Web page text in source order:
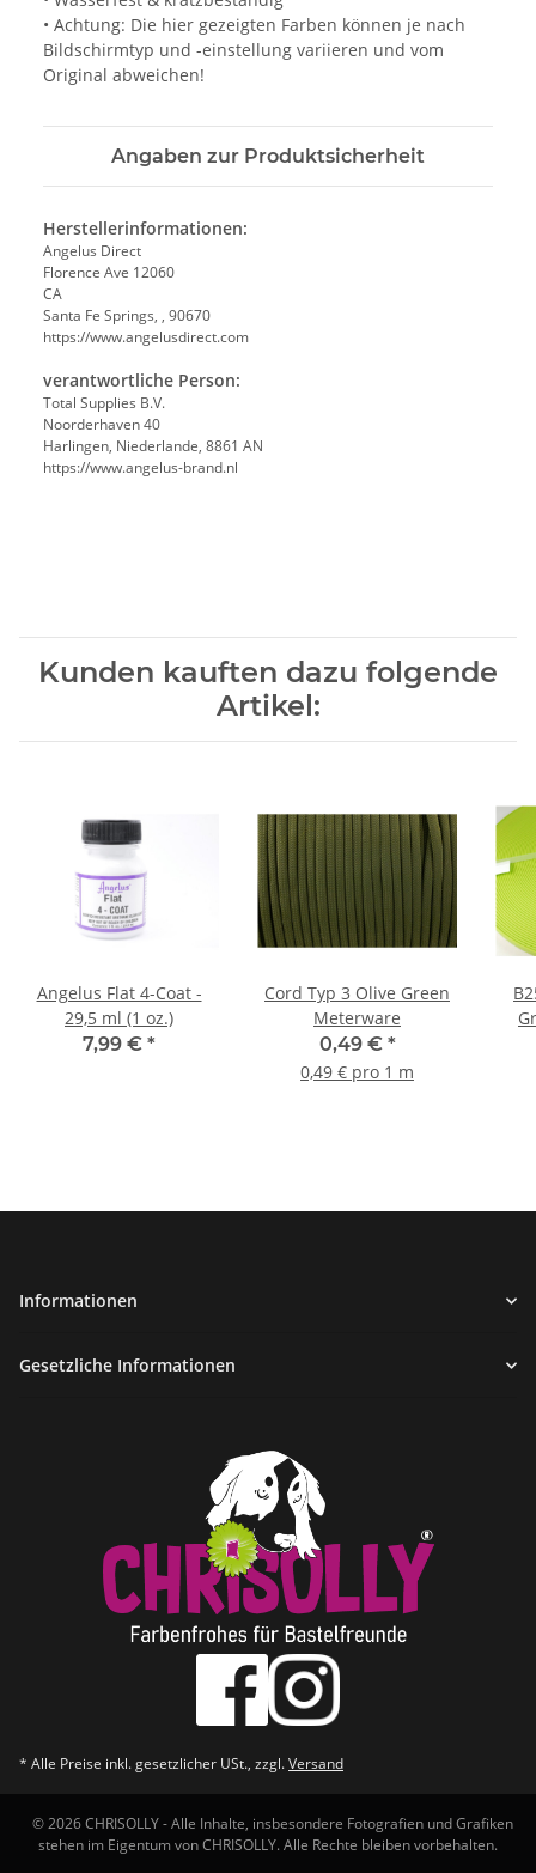
• Achtung: Die hier gezeigten Farben können je nach
Bildschirmtyp und -einstellung variieren und vom
Original abweichen!
Angaben zur Produktsicherheit
Herstellerinformationen:
Angelus Direct
Florence Ave 12060
CA
Santa Fe Springs, , 90670
https://www.angelusdirect.com
verantwortliche Person:
Total Supplies B.V.
Noorderhaven 40
Harlingen, Niederlande, 8861 AN
https://www.angelus-brand.nl
Kunden kauften dazu folgende
Artikel:
Angelus Flat 4-Coat -
29,5 ml (1 oz.)
7,99 € *
Cord Typ 3 Olive Green
Meterware
0,49 € *
0,49 € pro 1 m
Informationen
Gesetzliche Informationen
* Alle Preise inkl. gesetzlicher USt., zzgl.Versand
© 2026 CHRISOLLY - Alle Inhalte, insbesondere Fotografien und Grafiken
stehen im Eigentum von CHRISOLLY. Alle Rechte bleiben vorbehalten.